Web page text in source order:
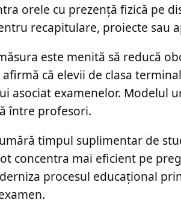
orele cu prezență fizică pe
recapitulare, proiecte sau
este menită să reducă
că elevii de clasa
asociat examenelor. Modelul
între profesori.
timpul suplimentar de
concentra mai eficient pe
procesul educațional